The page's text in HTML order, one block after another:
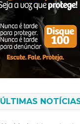
ÚLTIMAS